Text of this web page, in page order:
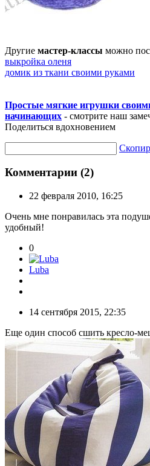
Другие мастер-классы можно
выкройка оленя
домик из ткани своими руками
Простые мягкие игрушки
начинающих - смотрите наш
Поделиться вдохновением
Комментарии (2)
22 февраля 2010, 16:25
Очень мне понравилась эта
удобный!
0
Luba
14 сентября 2015, 22:35
Еще один способ сшить кресло-